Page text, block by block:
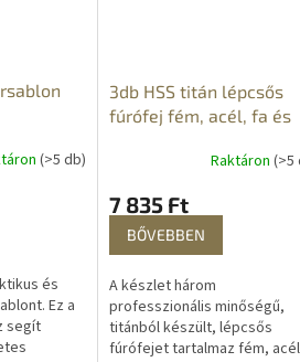
(>5 db)
és
Ez a
segít
3db HSS titán lépcsős
fúrófej fém, acél, fa és
nagysebességűRaktáron (>5
7 835 Ft
BŐVEBBEN
A készlet három
professzionális minőségű,
titánból készült, lépcsős
fúrófejet tartalmaz fém,